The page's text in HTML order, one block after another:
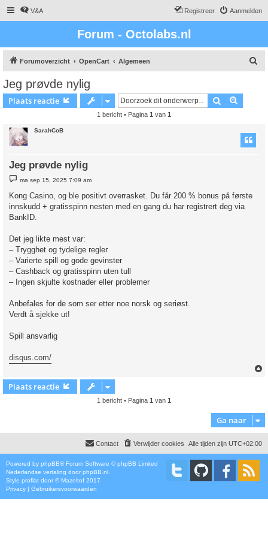
V&A Aanmelden
Registreer
Forum - Octolabs.nl
Forumoverzicht OpenCart Algemeen
Jeg prøvde nylig
Plaats reactie Zoek
1 bericht • Pagina 1 van 1
SarahCoB
Jeg prøvde nylig
e
i
c
t
ma sep 15, 2025 7:09 am
Kong Casino, og ble positivt overrasket. Du får 200 % bonus på første
innskudd + gratisspinn nesten med en gang du har registrert deg via
BankID.
Det jeg likte mest var:
– Trygghet og tydelige regler
– Varierte spill og gode gevinster
– Cashback og gratisspinn uten tull
– Ingen skjulte kostnader eller problemer
Anbefales for de som ser etter noe norsk og seriøst.
Verdt å sjekke ut!
Spill ansvarlig
disqus.com/
Plaats reactie
1 bericht • Pagina 1 van 1
Ga naar
Alle tijden zijn UTC+02:00
Verwijder cookies
Contact
Powered by phpBB® Forum Software © phpBB Limited
Nederlandse vertaling door phpBB.nl
Style proflat door ©Mazeltof 2017
Privacy | Gebruikersvoorwaarden